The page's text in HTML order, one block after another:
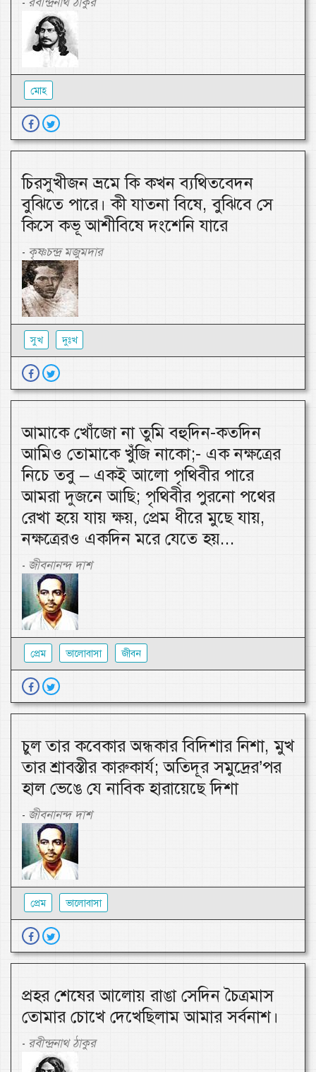
-
মোহ
চিরসুখীজন ভ্রমে কি কখন ব্যথিতবেদন
বুঝিতে পারে। কী যাতনা বিষে, বুঝিবে সে
কিসে কভূ আশীবিষে দংশেনি যারে
- কৃষ্ণচন্দ্র মজুমদার
সুখ দুঃখ
আমাকে খোঁজো না তুমি বহুদিন-কতদিন
আমিও তোমাকে খুঁজি নাকো;- এক নক্ষত্রের
নিচে তবু – একই আলো পৃথিবীর পারে
আমরা দুজনে আছি; পৃথিবীর পুরনো পথের
রেখা হয়ে যায় ক্ষয়, প্রেম ধীরে মুছে যায়,
নক্ষত্রেরও একদিন মরে যেতে হয়...
- জীবনানন্দ দাশ
প্রেম ভালোবাসা জীবন
চুল তার কবেকার অন্ধকার বিদিশার নিশা, মুখ
তার শ্রাবস্তীর কারুকার্য; অতিদূর সমুদ্রের’পর
হাল ভেঙে যে নাবিক হারায়েছে দিশা
- জীবনানন্দ দাশ
প্রেম ভালোবাসা
প্রহর শেষের আলোয় রাঙা সেদিন চৈত্রমাস
তোমার চোখে দেখেছিলাম আমার সর্বনাশ।
- রবীন্দ্রনাথ ঠাকুর